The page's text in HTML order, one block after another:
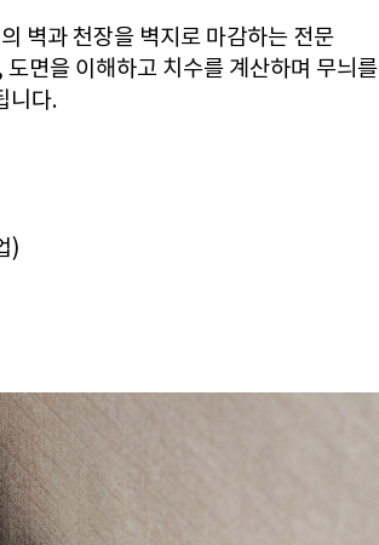
벽과 천장을 벽지로 마감하는 전문
면을 이해하고 치수를 계산하며 무늬를
니다.
)